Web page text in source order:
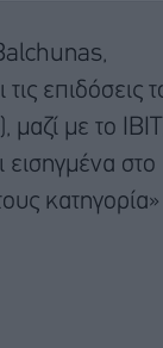
επιδόσεις
με το
εισηγμένα στο